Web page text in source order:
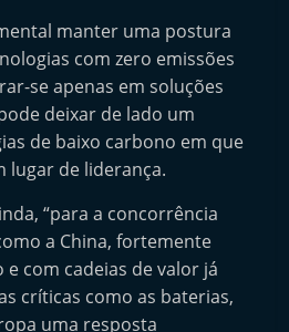
manter uma postura
com zero emissões
se apenas em soluções
deixar de lado um
de baixo carbono em que
lugar de liderança.
“para a concorrência
a China, fortemente
com cadeias de valor já
críticas como as baterias,
uma resposta